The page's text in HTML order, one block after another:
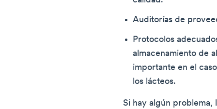
Auditorías de
Protocolos
almacenamiento de
importante en el
los lácteos.
Si hay algún problema,